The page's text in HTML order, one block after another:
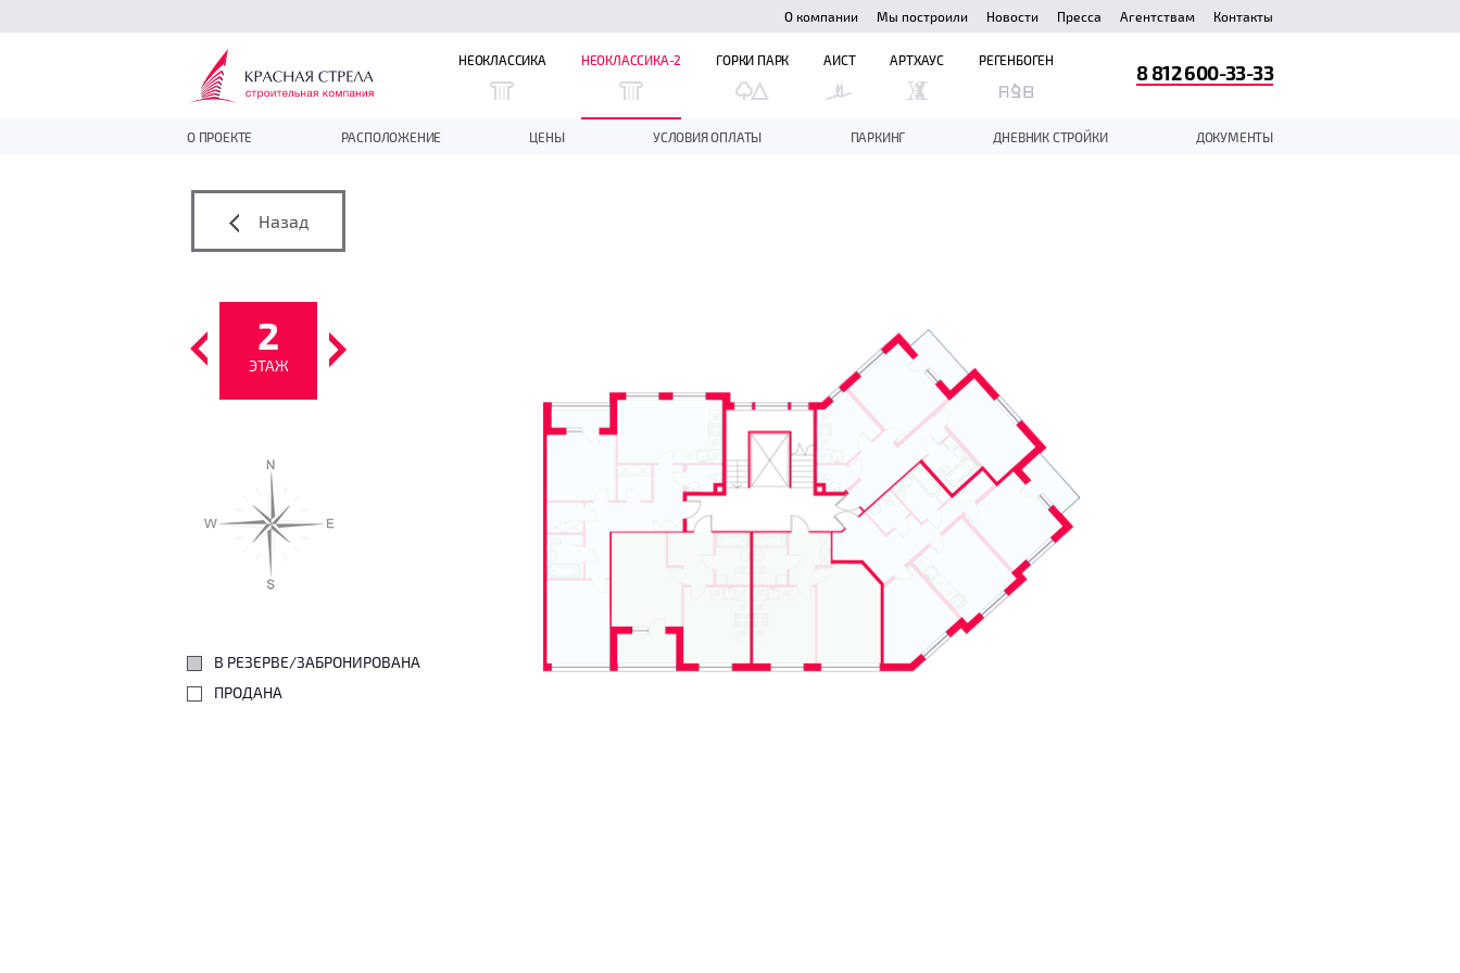
О компании Мы построили Новости Пресса Агентствам Контакты
НЕОКЛАССИКА НЕОКЛАССИКА-2
О ПРОЕКТЕ РАСПОЛОЖЕНИЕ ЦЕНЫ УСЛОВИЯ ОПЛАТЫ ПАРКИНГ ДНЕВНИК СТРОЙКИ ДОКУМЕНТЫ
ГОРКИ ПАРК АИСТ АРТХАУС РЕГЕНБОГЕН
8 812 600-33-33
Назад
2
ЭТАЖ
В РЕЗЕРВЕ/ЗАБРОНИРОВАНА
ПРОДАНА